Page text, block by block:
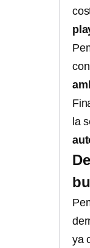
la
ya